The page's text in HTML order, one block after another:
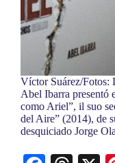
Víctor Suárez/Fotos:
Abel Ibarra presentó
como Ariel”, il suo
del Aire” (2014), de
desquiciado Jorge